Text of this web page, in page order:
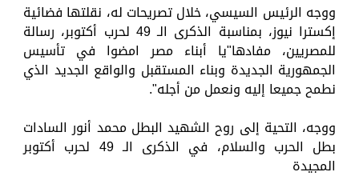
ووجه الرئيس السيسي، خلال تصريحات له، نقلتها فضائية
إكسترا نيوز، بمناسبة الذكرى الـ 49 لحرب أكتوبر، رسالة
للمصريين، مفادها"يا أبناء مصر امضوا في تأسيس
الجمهورية الجديدة وبناء المستقبل والواقع الجديد الذي
نطمح جميعا إليه ونعمل من أجله".
ووجه، التحية إلى روح الشهيد البطل محمد أنور السادات
بطل الحرب والسلام، في الذكرى الـ 49 لحرب أكتوبر
المجيدة